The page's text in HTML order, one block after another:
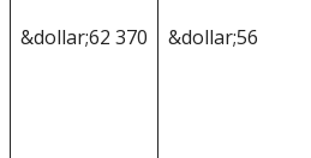
&dollar;62 370 &dollar;56 612